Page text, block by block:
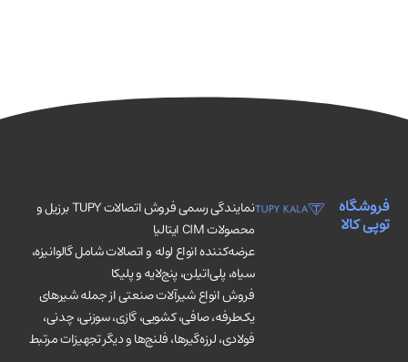
فروشگاه
توپی کالا
نمایندگی رسمی فروش اتصالات TUPY برزیل و
محصولات CIM ایتالیا
عرضه‌کننده انواع لوله و اتصالات شامل گالوانیزه،
سیاه، پلی‌اتیلن، پنج‌لایه و پلیکا
فروش انواع شیرآلات صنعتی از جمله شیرهای
یک‌طرفه، صافی، کشویی، گازی، سوزنی، چدنی،
فولادی، لرزه‌گیرها، فلنج‌ها و دیگر تجهیزات مرتبط